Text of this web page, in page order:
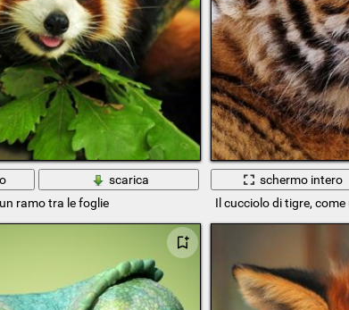
scarica
ramo tra le foglie
schermo intero
Il cucciolo di tigre,